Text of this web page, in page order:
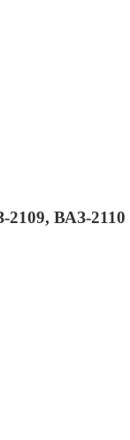
2109, ВАЗ-2110